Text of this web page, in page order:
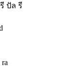
ปัล รี